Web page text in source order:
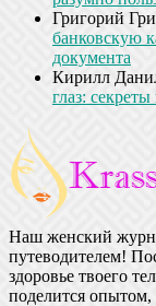
Григорий
банковскую
документа
Кирилл
глаз:
Наш женский
путеводителем!
здоровье твоего
поделится опытом,